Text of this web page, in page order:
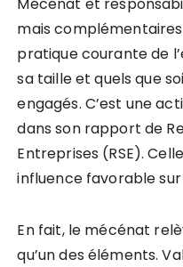
Mécénat et
mais
pratique courante de
sa taille et quels que
engagés. C’est une
dans son rapport de
Entreprises (RSE).
influence favorable
En fait, le mécénat
qu’un des éléments.